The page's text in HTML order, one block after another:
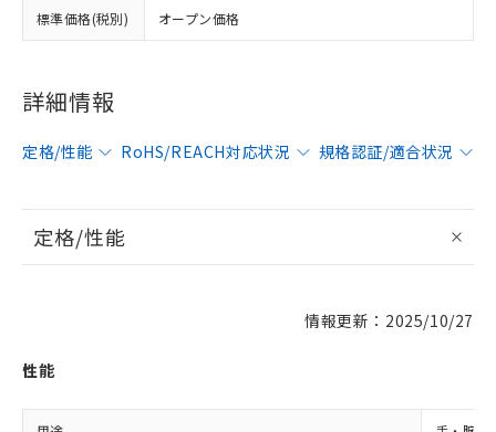
標準価格(税別) オープン価格
詳細情報
定格/性能 RoHS/REACH対応状況 規格認証/適合状況
定格/性能
情報更新：2025/10/27
性能